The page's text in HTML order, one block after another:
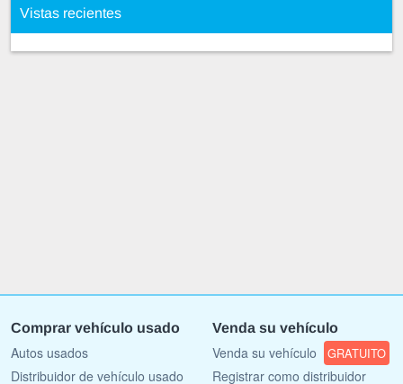
Vistas recientes
Comprar vehículo usado
Autos usados
Distribuidor de vehículo usado
Venda su vehículo
Venda su vehículo GRATUITO
Registrar como distribuidor